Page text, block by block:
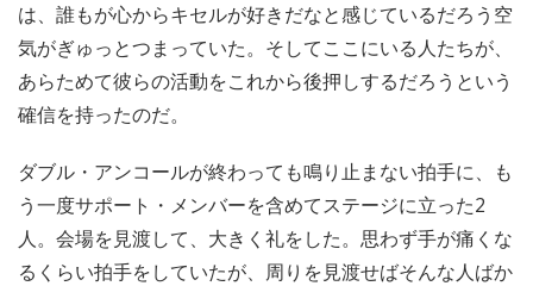
は、誰もが心からキセルが好きだなと感じているだろう空
気がぎゅっとつまっていた。そしてここにいる人たちが、
あらためて彼らの活動をこれから後押しするだろうという
確信を持ったのだ。
ダブル・アンコールが終わっても鳴り止まない拍手に、も
う一度サポート・メンバーを含めてステージに立った2
人。会場を見渡して、大きく礼をした。思わず手が痛くな
るくらい拍手をしていたが、周りを見渡せばそんな人ばか